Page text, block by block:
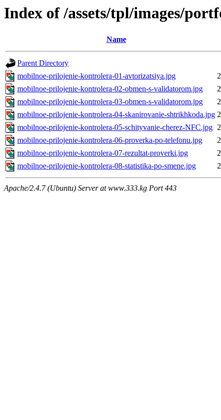
Index of /assets/tpl/images/
Name
Parent Directory
mobilnoe-prilojenie-kontrolera-01-avtorizatsiya.jpg
mobilnoe-prilojenie-kontrolera-02-obmen-s-validatorom.jpg
mobilnoe-prilojenie-kontrolera-03-obmen-s-validatorom.jpg
mobilnoe-prilojenie-kontrolera-04-skanirovanie-shtrikhkoda.jpg
mobilnoe-prilojenie-kontrolera-05-schityvanie-cherez-NFC.jpg
mobilnoe-prilojenie-kontrolera-06-proverka-po-telefonu.jpg
mobilnoe-prilojenie-kontrolera-07-rezultat-proverki.jpg
mobilnoe-prilojenie-kontrolera-08-statistika-po-smene.jpg
Apache/2.4.7 (Ubuntu) Server at www.333.kg Port 443